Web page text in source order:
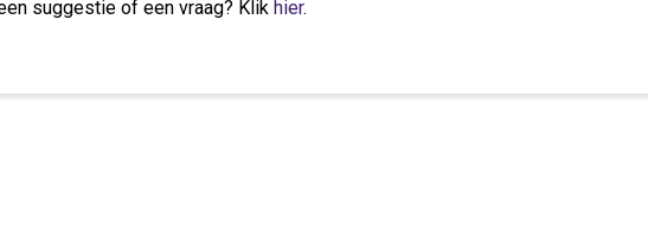
suggestie of een vraag? Klik hier.